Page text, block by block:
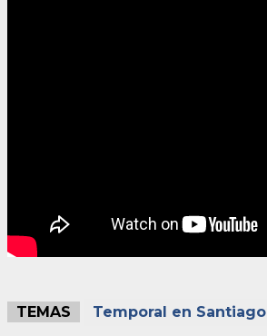
TEMAS Temporal en Santiago